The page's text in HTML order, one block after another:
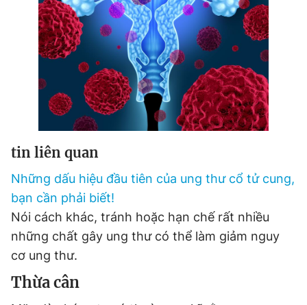
Hotline
0906 645 777
Liên hệ quảng cáo
0908 780 404
Quảng cáo RSS Tòa soạn Chính sách bảo
Tổng biên tập: Nguyễn Ngọc Toàn
Phó tổng biên tập thường trực: Hải Thành
Phó tổng biên tập: Lâm Hiếu Dũng
Tổng thư ký tòa soạn: Đức Trung
Giấy phép xuất bản số 110/GP - BTTTT cấp ngày 24.3.2020
© 2003-2026 Bản quyền thuộc về Báo Thanh Niên. Cấm sao
chép dưới mọi hình thức nếu không có sự chấp thuận bằng văn
bản. Phát triển bởi ePi Technologies, JSC.
tin liên quan
Những dấu hiệu đầu tiên của ung thư cổ tử cung,
bạn cần phải biết!
Nói cách khác, tránh hoặc hạn chế rất nhiều
những chất gây ung thư có thể làm giảm nguy
cơ ung thư.
Thừa cân